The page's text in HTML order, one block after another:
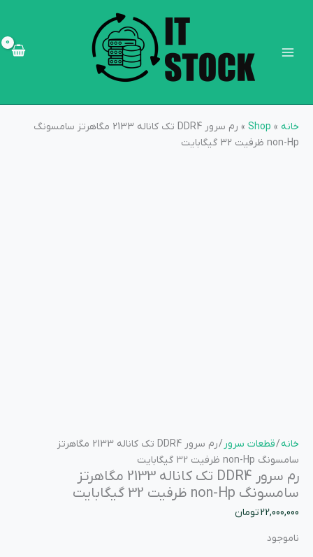
خانه »
Shop
»
رم سرور DDR4 تک کاناله 2133 مگاهرتز سامسونگ
non-Hp ظرفیت 32 گیگابایت
خانه/قطعات سرور
/ رم سرور DDR4 تک کاناله 2133 مگاهرتز
سامسونگ non-Hp ظرفیت 32 گیگابایت
رم سرور DDR4 تک کاناله 2133 مگاهرتز
سامسونگ non-Hp ظرفیت 32 گیگابایت
22,000,000تومان
ناموجود